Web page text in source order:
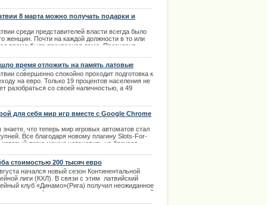
8 марта можно получать подарки и
среди представителей власти всегда было
женщин. Почти на каждой должности в то или
время была прекрасная дама. Президент
а с недавних пор и премьер-министр —в
Республике женщины занимали высокие
время отложить на память латовые
и банкноты
совершенно спокойно проходит подготовка к
на евро. Только 19 процентов населения не
разобраться со своей наличностью, а 49
для себя мир игр вместе с Google Chrome
знаете, что теперь мир игровых автоматов стал
Все благодаря новому плагину Slots-For-
который легко можно установить на браузер
стоимостью 200 тысяч евро
начался новый сезон Континентальной
лиги (КХЛ). В связи с этим латвийский
клуб «Динамо»(Рига) получил неожиданное
оформление подарка от строительной